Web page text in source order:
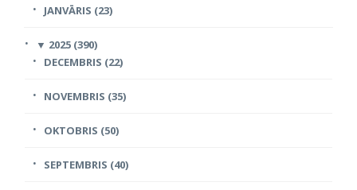
JANVĀRIS (23)
▼ 2025 (390)
DECEMBRIS (22)
NOVEMBRIS (35)
OKTOBRIS (50)
SEPTEMBRIS (40)